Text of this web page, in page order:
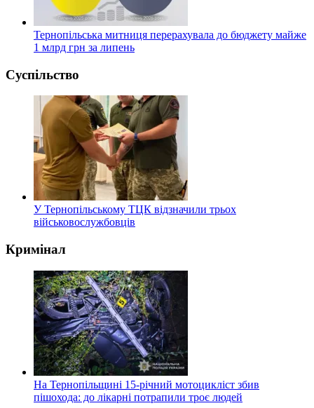
Тернопільська митниця перерахувала до бюджету майже
1 млрд грн за липень
Суспільство
У Тернопільському ТЦК відзначили трьох
військовослужбовців
Кримінал
На Тернопільщині 15-річний мотоцикліст збив
пішохода: до лікарні потрапили троє людей